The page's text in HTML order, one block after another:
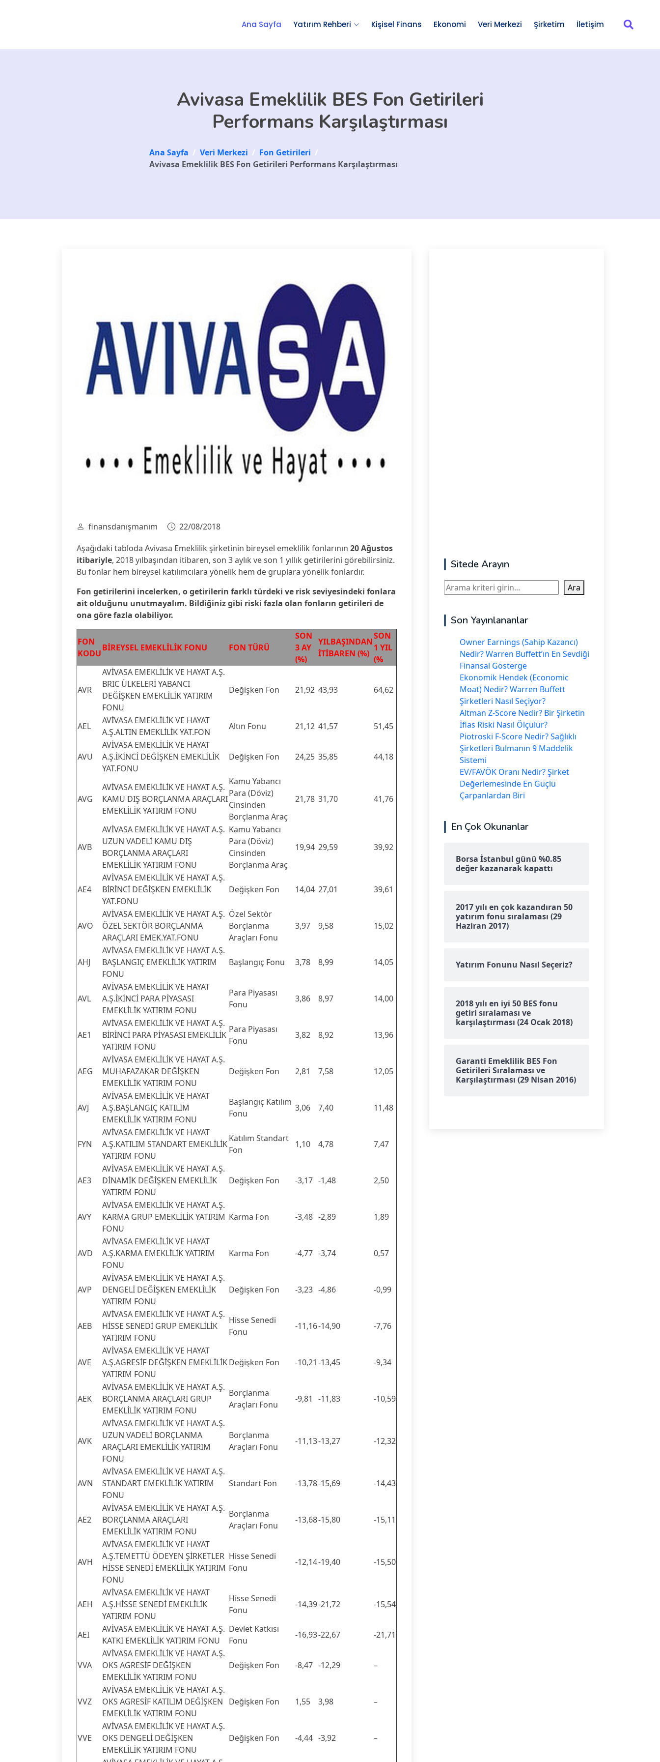
Ana Sayfa Yatırım Rehberi Kişisel Finans Ekonomi Veri Merkezi Şirketim İletişim
Avivasa Emeklilik BES Fon Getirileri
Performans Karşılaştırması
Ana Sayfa / Veri Merkezi / Fon Getirileri /
Avivasa Emeklilik BES Fon Getirileri Performans Karşılaştırması
finansdanışmanım
22/08/2018
Aşağıdaki tabloda Avivasa Emeklilik şirketinin bireysel emeklilik fonlarının 20 Ağustos
itibariyle, 2018 yılbaşından itibaren, son 3 aylık ve son 1 yıllık getirilerini görebilirsiniz.
Bu fonlar hem bireysel katılımcılara yönelik hem de gruplara yönelik fonlardır.
Fon getirilerini incelerken, o getirilerin farklı türdeki ve risk seviyesindeki fonlara
ait olduğunu unutmayalım. Bildiğiniz gibi riski fazla olan fonların getirileri de
ona göre fazla olabiliyor.
FON
KODU
BİREYSEL EMEKLİLİK FONU FON TÜRÜ
SON
3 AY
(%)
YILBAŞINDAN
İTİBAREN (%)
SON
1 YIL
(%
AVR
AVİVASA EMEKLİLİK VE HAYAT A.Ş.
BRIC ÜLKELERİ YABANCI
DEĞİŞKEN EMEKLİLİK YATIRIM
FONU
Değişken Fon 21,92 43,93 64,62
AEL
AVİVASA EMEKLİLİK VE HAYAT
A.Ş.ALTIN EMEKLİLİK YAT.FON
Altın Fonu 21,12 41,57 51,45
AVU
AVİVASA EMEKLİLİK VE HAYAT
A.Ş.İKİNCİ DEĞİŞKEN EMEKLİLİK
YAT.FONU
Değişken Fon 24,25 35,85 44,18
AVG
AVİVASA EMEKLİLİK VE HAYAT A.Ş.
KAMU DIŞ BORÇLANMA ARAÇLARI
EMEKLİLİK YATIRIM FONU
Kamu Yabancı
Para (Döviz)
Cinsinden
Borçlanma Araç
21,78 31,70 41,76
AVB
AVİVASA EMEKLİLİK VE HAYAT A.Ş.
UZUN VADELİ KAMU DIŞ
BORÇLANMA ARAÇLARI
EMEKLİLİK YATIRIM FONU
Kamu Yabancı
Para (Döviz)
Cinsinden
Borçlanma Araç
19,94 29,59 39,92
AE4
AVİVASA EMEKLİLİK VE HAYAT A.Ş.
BİRİNCİ DEĞİŞKEN EMEKLİLİK
YAT.FONU
Değişken Fon 14,04 27,01 39,61
AVO
AVİVASA EMEKLİLİK VE HAYAT A.Ş.
ÖZEL SEKTÖR BORÇLANMA
ARAÇLARI EMEK.YAT.FONU
Özel Sektör
Borçlanma
Araçları Fonu
3,97 9,58 15,02
AHJ
AVİVASA EMEKLİLİK VE HAYAT A.Ş.
BAŞLANGIÇ EMEKLİLİK YATIRIM
FONU
Başlangıç Fonu 3,78 8,99 14,05
AVL
AVİVASA EMEKLİLİK VE HAYAT
A.Ş.İKİNCİ PARA PİYASASI
EMEKLİLİK YATIRIM FONU
Para Piyasası
Fonu
3,86 8,97 14,00
AE1
AVİVASA EMEKLİLİK VE HAYAT A.Ş.
BİRİNCİ PARA PİYASASI EMEKLİLİK
YATIRIM FONU
Para Piyasası
Fonu
3,82 8,92 13,96
AEG
AVİVASA EMEKLİLİK VE HAYAT A.Ş.
MUHAFAZAKAR DEĞİŞKEN
EMEKLİLİK YATIRIM FONU
Değişken Fon 2,81 7,58 12,05
AVJ
AVİVASA EMEKLİLİK VE HAYAT
A.Ş.BAŞLANGIÇ KATILIM
EMEKLİLİK YATIRIM FONU
Başlangıç Katılım
Fonu
3,06 7,40 11,48
FYN
AVİVASA EMEKLİLİK VE HAYAT
A.Ş.KATILIM STANDART EMEKLİLİK
YATIRIM FONU
Katılım Standart
Fon
1,10 4,78 7,47
AE3
AVİVASA EMEKLİLİK VE HAYAT A.Ş.
DİNAMİK DEĞİŞKEN EMEKLİLİK
YATIRIM FONU
Değişken Fon -3,17 -1,48 2,50
AVY
AVİVASA EMEKLİLİK VE HAYAT A.Ş.
KARMA GRUP EMEKLİLİK YATIRIM
FONU
Karma Fon -3,48 -2,89 1,89
AVD
AVİVASA EMEKLİLİK VE HAYAT
A.Ş.KARMA EMEKLİLİK YATIRIM
FONU
Karma Fon -4,77 -3,74 0,57
AVP
AVİVASA EMEKLİLİK VE HAYAT A.Ş.
DENGELİ DEĞİŞKEN EMEKLİLİK
YATIRIM FONU
Değişken Fon -3,23 -4,86 -0,99
AEB
AVİVASA EMEKLİLİK VE HAYAT A.Ş.
HİSSE SENEDİ GRUP EMEKLİLİK
YATIRIM FONU
Hisse Senedi
Fonu
-11,16-14,90 -7,76
AVE
AVİVASA EMEKLİLİK VE HAYAT
A.Ş.AGRESİF DEĞİŞKEN EMEKLİLİK
YATIRIM FONU
Değişken Fon -10,21 -13,45 -9,34
AEK
AVİVASA EMEKLİLİK VE HAYAT A.Ş.
BORÇLANMA ARAÇLARI GRUP
EMEKLİLİK YATIRIM FONU
Borçlanma
Araçları Fonu
-9,81 -11,83 -10,59
AVK
AVİVASA EMEKLİLİK VE HAYAT A.Ş.
UZUN VADELİ BORÇLANMA
ARAÇLARI EMEKLİLİK YATIRIM
FONU
Borçlanma
Araçları Fonu
-11,13-13,27 -12,32
AVN
AVİVASA EMEKLİLİK VE HAYAT A.Ş.
STANDART EMEKLİLİK YATIRIM
FONU
Standart Fon -13,78-15,69 -14,43
AE2
AVİVASA EMEKLİLİK VE HAYAT A.Ş.
BORÇLANMA ARAÇLARI
EMEKLİLİK YATIRIM FONU
Borçlanma
Araçları Fonu
-13,68-15,80 -15,11
AVH
AVİVASA EMEKLİLİK VE HAYAT
A.Ş.TEMETTÜ ÖDEYEN ŞİRKETLER
HİSSE SENEDİ EMEKLİLİK YATIRIM
FONU
Hisse Senedi
Fonu
-12,14-19,40 -15,50
AEH
AVİVASA EMEKLİLİK VE HAYAT
A.Ş.HİSSE SENEDİ EMEKLİLİK
YATIRIM FONU
Hisse Senedi
Fonu
-14,39-21,72 -15,54
AEI
AVİVASA EMEKLİLİK VE HAYAT A.Ş.
KATKI EMEKLİLİK YATIRIM FONU
Devlet Katkısı
Fonu
-16,93-22,67 -21,71
VVA
AVİVASA EMEKLİLİK VE HAYAT A.Ş.
OKS AGRESİF DEĞİŞKEN
EMEKLİLİK YATIRIM FONU
Değişken Fon -8,47 -12,29 –
VVZ
AVİVASA EMEKLİLİK VE HAYAT A.Ş.
OKS AGRESİF KATILIM DEĞİŞKEN
EMEKLİLİK YATIRIM FONU
Değişken Fon 1,55 3,98 –
VVE
AVİVASA EMEKLİLİK VE HAYAT A.Ş.
OKS DENGELİ DEĞİŞKEN
EMEKLİLİK YATIRIM FONU
Değişken Fon -4,44 -3,92 –
Sitede Arayın
Ara Ara
Son Yayınlananlar
Owner Earnings (Sahip Kazancı)
Nedir? Warren Buffett’ın En Sevdiği
Finansal Gösterge
Ekonomik Hendek (Economic
Moat) Nedir? Warren Buffett
Şirketleri Nasıl Seçiyor?
Altman Z-Score Nedir? Bir Şirketin
İflas Riski Nasıl Ölçülür?
Piotroski F-Score Nedir? Sağlıklı
Şirketleri Bulmanın 9 Maddelik
Sistemi
EV/FAVÖK Oranı Nedir? Şirket
Değerlemesinde En Güçlü
Çarpanlardan Biri
En Çok Okunanlar
Borsa İstanbul günü %0.85
değer kazanarak kapattı
2017 yılı en çok kazandıran 50
yatırım fonu sıralaması (29
Haziran 2017)
Yatırım Fonunu Nasıl Seçeriz?
2018 yılı en iyi 50 BES fonu
getiri sıralaması ve
karşılaştırması (24 Ocak 2018)
Garanti Emeklilik BES Fon
Getirileri Sıralaması ve
Karşılaştırması (29 Nisan 2016)